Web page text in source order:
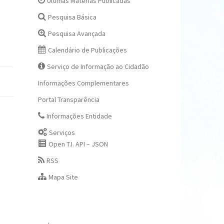
Pesquisa Básica
Pesquisa Avançada
Calendário de Publicações
Serviço de Informação ao Cidadão
Informações Complementares
Portal Transparência
Informações Entidade
Serviços
Open T.I. API – JSON
RSS
Mapa Site